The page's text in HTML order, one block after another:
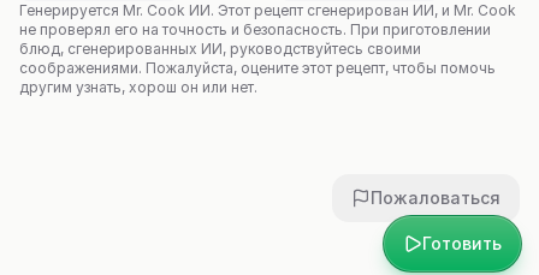
Готовить
Генерируется Mr. Cook ИИ. Этот рецепт сгенерирован ИИ, и Mr. Cook
не проверял его на точность и безопасность. При приготовлении
блюд, сгенерированных ИИ, руководствуйтесь своими
соображениями. Пожалуйста, оцените этот рецепт, чтобы помочь
другим узнать, хорош он или нет.
Пожаловаться